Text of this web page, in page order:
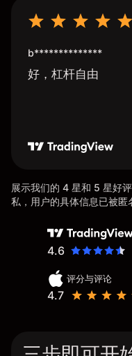
b**************
好，杠杆自由
展示我们的 4 星和 5 星好
私，用户的具体信息已被匿
4.6
评分与评论
4.7